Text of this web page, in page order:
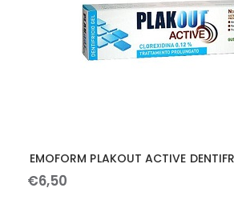
EMOFORM PLAKOUT ACTIVE
€6,50